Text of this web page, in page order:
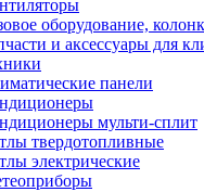
оборудование,
и аксессуары для
панели
мульти-сплит
твердотопливные
электрические